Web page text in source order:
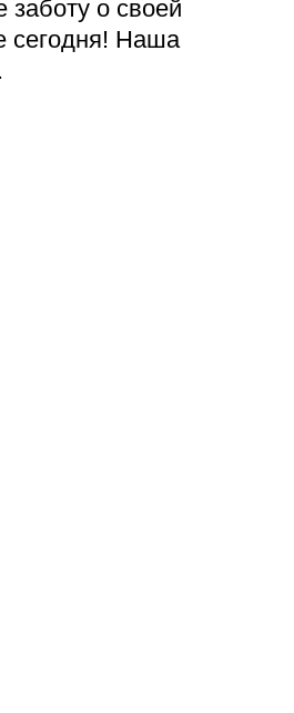
о своей
сегодня! Наша